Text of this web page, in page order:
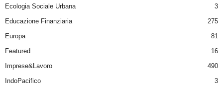
Ecologia Sociale Urbana
3
Educazione Finanziaria
275
Europa
81
Featured
16
Imprese&Lavoro
490
IndoPacifico
3